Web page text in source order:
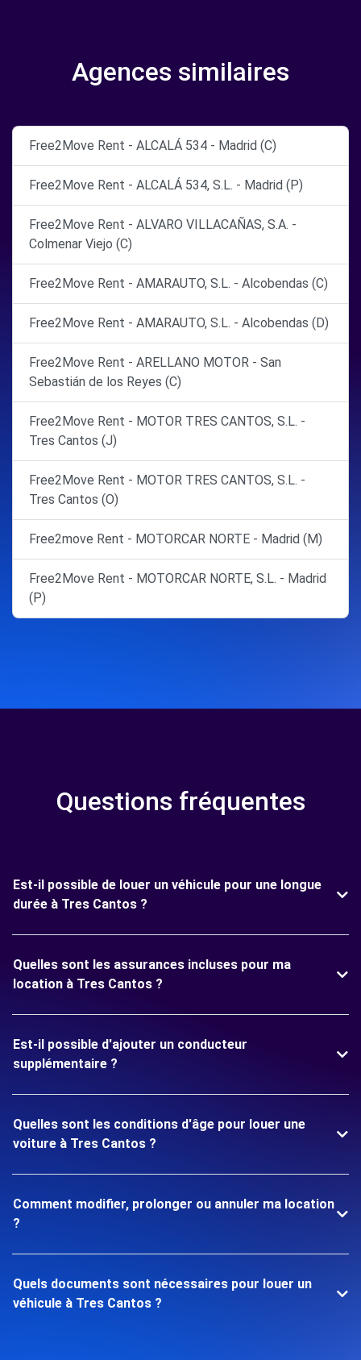
Agences similaires
Free2Move Rent - ALCALÁ 534 - Madrid (C)
Free2Move Rent - ALCALÁ 534, S.L. - Madrid (P)
Free2Move Rent - ALVARO VILLACAÑAS, S.A. -
Colmenar Viejo (C)
Free2Move Rent - AMARAUTO, S.L. - Alcobendas (C)
Free2Move Rent - AMARAUTO, S.L. - Alcobendas (D)
Free2Move Rent - ARELLANO MOTOR - San
Sebastián de los Reyes (C)
Free2Move Rent - MOTOR TRES CANTOS, S.L. -
Tres Cantos (J)
Free2Move Rent - MOTOR TRES CANTOS, S.L. -
Tres Cantos (O)
Free2move Rent - MOTORCAR NORTE - Madrid (M)
Free2Move Rent - MOTORCAR NORTE, S.L. - Madrid
(P)
Questions fréquentes
Est-il possible de louer un véhicule pour une longue
durée à Tres Cantos ?
Quelles sont les assurances incluses pour ma
location à Tres Cantos ?
Est-il possible d'ajouter un conducteur
supplémentaire ?
Quelles sont les conditions d'âge pour louer une
voiture à Tres Cantos ?
Comment modifier, prolonger ou annuler ma location
?
Quels documents sont nécessaires pour louer un
véhicule à Tres Cantos ?